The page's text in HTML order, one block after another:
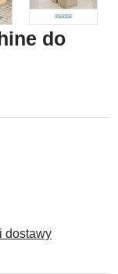
do
dostawy